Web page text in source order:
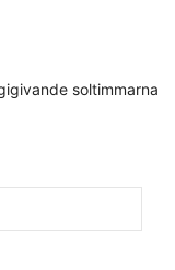
soltimmarna